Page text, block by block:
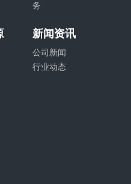
务
新闻资讯
公司新闻
行业动态